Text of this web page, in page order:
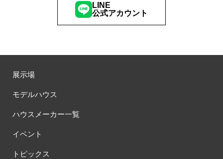
LINE
公式アカウント
展示場
モデルハウス
ハウスメーカー一覧
イベント
トピックス